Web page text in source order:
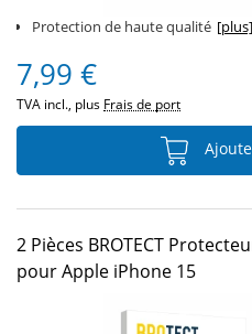
Protection de haute qualité [plus]
7,99 €
TVA incl., plus Frais de port
2 Pièces BROTECT
pour Apple iPhone 15